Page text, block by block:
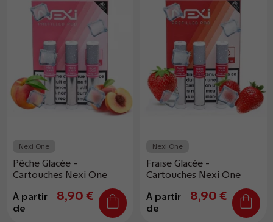
Nexi One
Pêche Glacée -
Cartouches Nexi One
À partir
de
8,90 €
Nexi One
Fraise Glacée -
Cartouches Nexi One
À partir
de
8,90 €